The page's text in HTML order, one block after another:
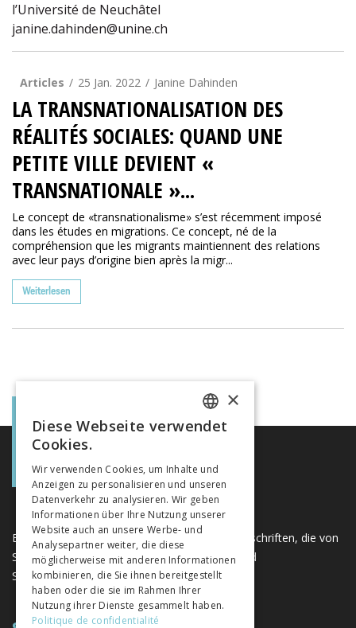
l’Université de Neuchâtel
janine.dahinden@unine.ch
Articles 25 Jan. 2022 Janine Dahinden
LA TRANSNATIONALISATION DES
RÉALITÉS SOCIALES: QUAND UNE
PETITE VILLE DEVIENT «
TRANSNATIONALE »...
Le concept de «transnationalisme» s’est récemment imposé
dans les études en migrations. Ce concept, né de la
compréhension que les migrants maintiennent des relations
avec leur pays d’origine bien après la migr...
Weiterlesen
Eine einzigartige Plattform für Bücher und Zeitschriften, die von
Schweizer Verlagen im Bereich der Geistes- und
Sozialwissenschaften herausgegeben werden.
FRENCH
ITALIAN
×
Diese Webseite verwendet
Cookies.
Wir verwenden Cookies, um Inhalte und
Anzeigen zu personalisieren und unseren
Datenverkehr zu analysieren. Wir geben
Informationen über Ihre Nutzung unserer
Website auch an unsere Werbe- und
Analysepartner weiter, die diese
möglicherweise mit anderen Informationen
kombinieren, die Sie ihnen bereitgestellt
haben oder die sie im Rahmen Ihrer
Nutzung ihrer Dienste gesammelt haben.
Politique de confidentialité